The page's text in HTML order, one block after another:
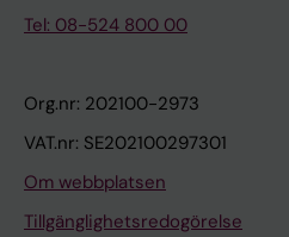
Tel: 08-524 800 00
Org.nr: 202100-2973
VAT.nr: SE202100297301
Om webbplatsen
Tillgänglighetsredogörelse